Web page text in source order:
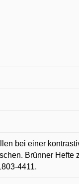
bei einer
Brünner Hefte
4411.